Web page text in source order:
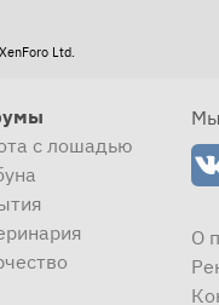
Ltd.
с лошадью
Мы
О